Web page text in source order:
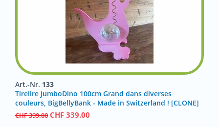
Art.-Nr. 133
Tirelire JumboDino 100cm Grand dans diverses
couleurs, BigBellyBank - Made in Switzerland ! [CLONE]
CHF399.00 CHF 339.00